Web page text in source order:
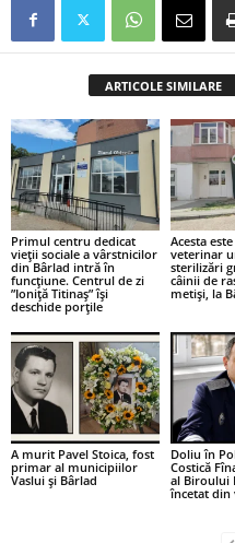
ARTICOLE SIMILARE
Primul centru dedicat
vieții sociale a vârstnicilor
din Bârlad intră în
funcțiune. Centrul de zi
”Ioniță Titinaș” își
deschide porțile
Acesta
veterinar
sterilizări
câinii de
metiși, la
A murit Pavel Stoica, fost
primar al municipiilor
Vaslui și Bârlad
Doliu în
Costică
al Biroului
încetat din